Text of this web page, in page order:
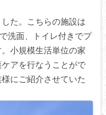
た。こちらの施設は
洗面、トイレ付きでプ
小規模生活単位の家
アを行なうことがで
にご紹介させていた